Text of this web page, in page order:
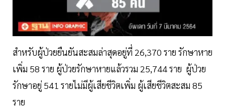
สำหรับผู้ป่วยยืนยันสะสมล่าสุดอยู่ที่ 26,370 ราย รักษาหาย
เพิ่ม 58 ราย ผู้ป่วยรักษาหายแล้วรวม 25,744 ราย ผู้ป่วย
รักษาอยู่ 541 รายไม่มีผู้เสียชีวิตเพิ่ม ผู้เสียชีวิตสะสม 85
ราย